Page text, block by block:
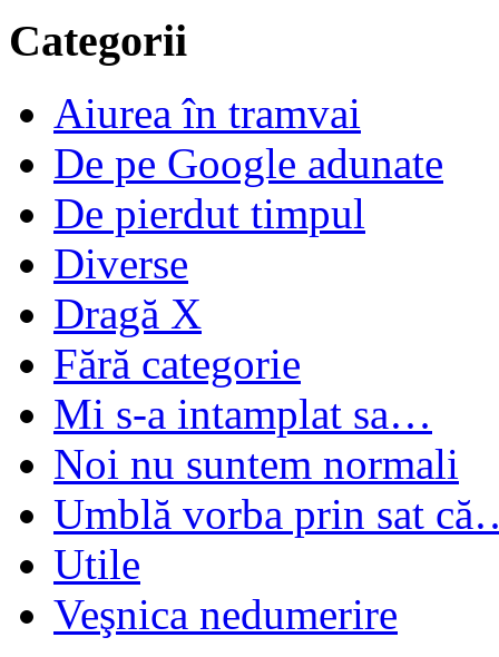
Categorii
Aiurea în tramvai
De pe Google adunate
De pierdut timpul
Diverse
Dragă X
Fără categorie
Mi s-a intamplat sa…
Noi nu suntem normali
Umblă vorba prin sat
Utile
Veşnica nedumerire